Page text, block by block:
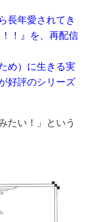
長年愛されてき
！』を、再配信
め）に生きる実
好評のシリーズ
たい！」という